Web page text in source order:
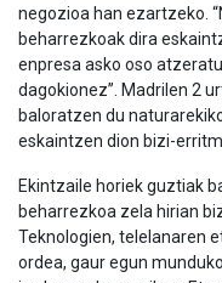
negozioa han ezartzeko.
beharrezkoak dira
enpresa asko oso
dagokionez”. Madrilen 2
baloratzen du
eskaintzen dion bizi-
Ekintzaile horiek guztiak
beharrezkoa zela hirian
Teknologien, telelanaren
ordea, gaur egun